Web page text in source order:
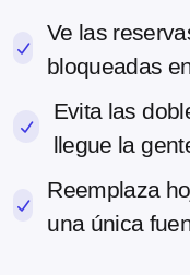
Ve las
bloqueadas
Evita las
llegue la
Reemplaza
una única